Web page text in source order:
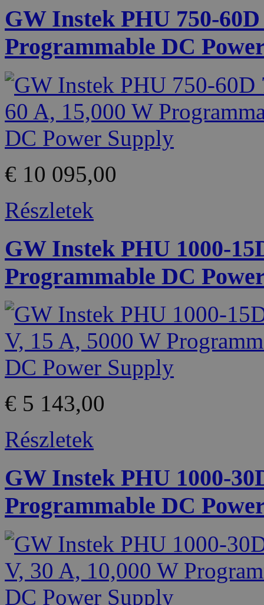
GW Instek PHU 750-
Programmable DC
€ 10 095,00
Részletek
GW Instek PHU 1000-
Programmable DC
€ 5 143,00
Részletek
GW Instek PHU 1000-
Programmable DC